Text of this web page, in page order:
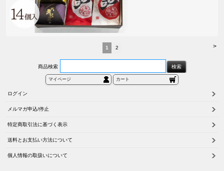
>
1 2
商品検索
マイページ カート
ログイン
メルマガ申込/停止
特定商取引法に基づく表示
送料とお支払い方法について
個人情報の取扱いについて